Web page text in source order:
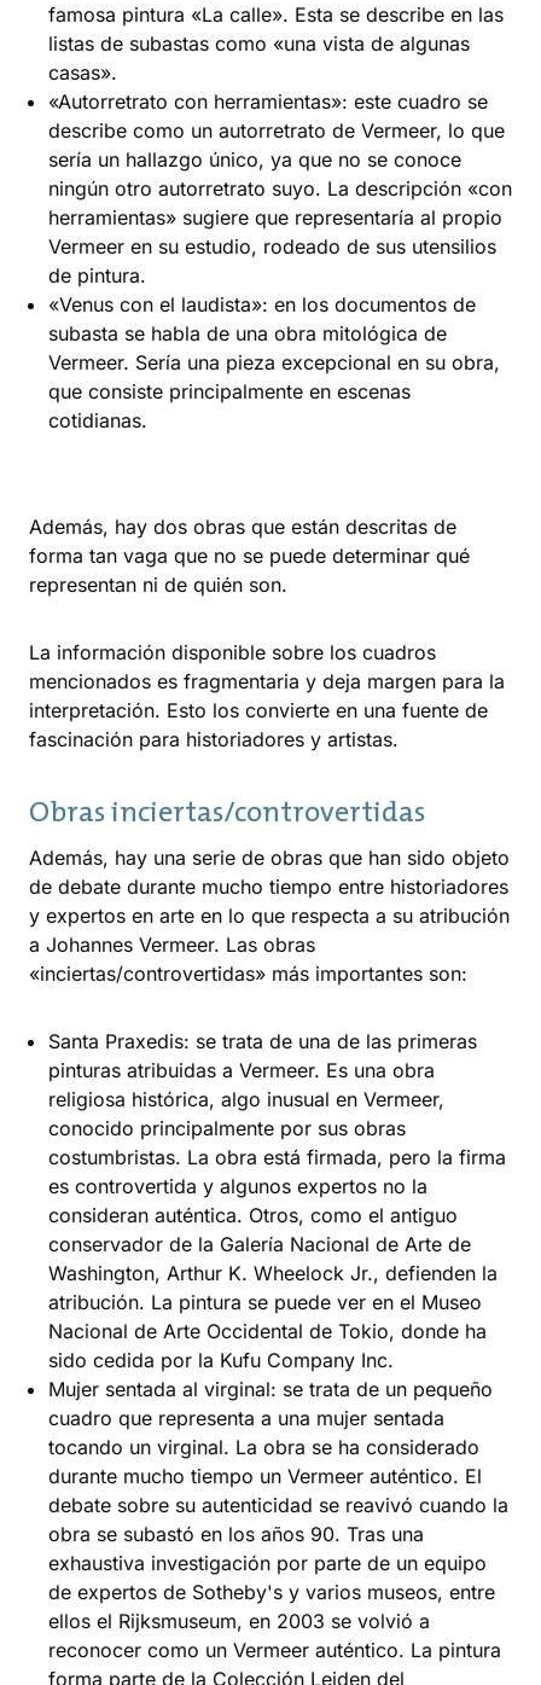
famosa pintura «La calle». Esta se describe en las
listas de subastas como «una vista de algunas
casas».
«Autorretrato con herramientas»: este cuadro se
describe como un autorretrato de Vermeer, lo que
sería un hallazgo único, ya que no se conoce
ningún otro autorretrato suyo. La descripción «con
herramientas» sugiere que representaría al propio
Vermeer en su estudio, rodeado de sus utensilios
de pintura.
«Venus con el laudista»: en los documentos de
subasta se habla de una obra mitológica de
Vermeer. Sería una pieza excepcional en su obra,
que consiste principalmente en escenas
cotidianas.
Además, hay dos obras que están descritas de
forma tan vaga que no se puede determinar qué
representan ni de quién son.
La información disponible sobre los cuadros
mencionados es fragmentaria y deja margen para la
interpretación. Esto los convierte en una fuente de
fascinación para historiadores y artistas.
Obras inciertas/controvertidas
Además, hay una serie de obras que han sido objeto
de debate durante mucho tiempo entre historiadores
y expertos en arte en lo que respecta a su atribución
a Johannes Vermeer. Las obras
«inciertas/controvertidas» más importantes son:
Santa Praxedis: se trata de una de las primeras
pinturas atribuidas a Vermeer. Es una obra
religiosa histórica, algo inusual en Vermeer,
conocido principalmente por sus obras
costumbristas. La obra está firmada, pero la firma
es controvertida y algunos expertos no la
consideran auténtica. Otros, como el antiguo
conservador de la Galería Nacional de Arte de
Washington, Arthur K. Wheelock Jr., defienden la
atribución. La pintura se puede ver en el Museo
Nacional de Arte Occidental de Tokio, donde ha
sido cedida por la Kufu Company Inc.
Mujer sentada al virginal: se trata de un pequeño
cuadro que representa a una mujer sentada
tocando un virginal. La obra se ha considerado
durante mucho tiempo un Vermeer auténtico. El
debate sobre su autenticidad se reavivó cuando la
obra se subastó en los años 90. Tras una
exhaustiva investigación por parte de un equipo
de expertos de Sotheby's y varios museos, entre
ellos el Rijksmuseum, en 2003 se volvió a
reconocer como un Vermeer auténtico. La pintura
forma parte de la Colección Leiden del